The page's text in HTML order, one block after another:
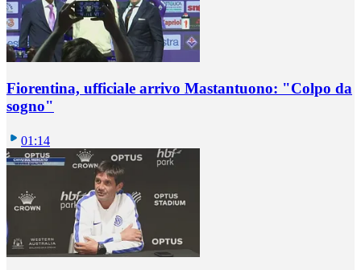
Fiorentina, ufficiale arrivo Mastantuono: "Colpo da
sogno"
01:14